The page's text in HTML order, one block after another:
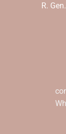
R.